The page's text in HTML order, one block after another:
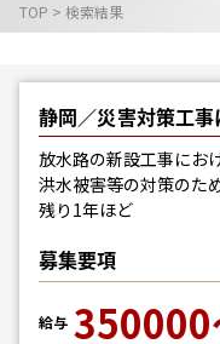
TOP > 検索結果
静岡／災害対策工
放水路の新設工事にお
洪水被害等の対策のた
残り1年ほど
募集要項
給与